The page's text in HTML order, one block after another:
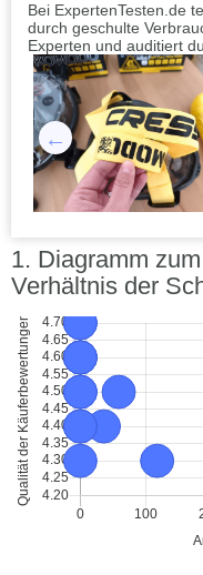
Bei ExpertenTesten.de
durch geschulte
Experten und auditiert
Diagramm
Verhältnis der